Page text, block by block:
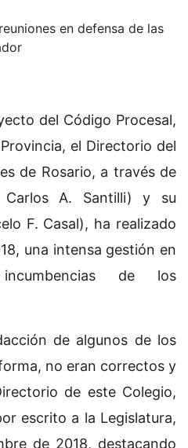
en defensa de las
del Código Procesal,
el Directorio del
de Rosario, a través de
Carlos A. Santilli) y su
F. Casal), ha realizado
una intensa gestión en
de los
de algunos de los
no eran correctos y
de este Colegio,
escrito a la Legislatura,
de 2018, destacando